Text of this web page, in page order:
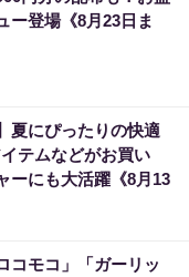
ー登場《8月23日ま
夏にぴったりの快適
テムなどがお買い
ーにも大活躍《8月13
コモコ」「ガーリッ